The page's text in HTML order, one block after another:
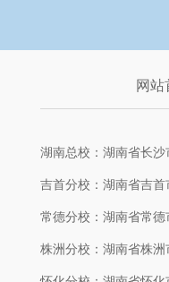
网站
湖南总校：湖南省长
吉首分校：湖南省吉首
常德分校：湖南省常
株洲分校：湖南省株